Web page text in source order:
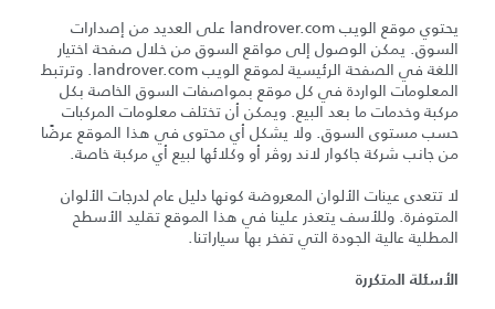
يحتوي موقع الويب landrover.com على العديد من إصدارات
السوق. يمكن الوصول إلى مواقع السوق من خلال صفحة اختيار
اللغة في الصفحة الرئيسية لموقع الويب landrover.com. وترتبط
المعلومات الواردة في كل موقع بمواصفات السوق الخاصة بكل
مركبة وخدمات ما بعد البيع. ويمكن أن تختلف معلومات المركبات
حسب مستوى السوق. ولا يشكل أي محتوى في هذا الموقع عرضًا
من جانب شركة جاكوار لاند روڤر أو وكلائها لبيع أي مركبة خاصة.
لا تتعدى عينات الألوان المعروضة كونها دليل عام لدرجات الألوان
المتوفرة. وللأسف يتعذر علينا في هذا الموقع تقليد الأسطح
المطلية عالية الجودة التي تفخر بها سياراتنا.
الأسئلة المتكررة